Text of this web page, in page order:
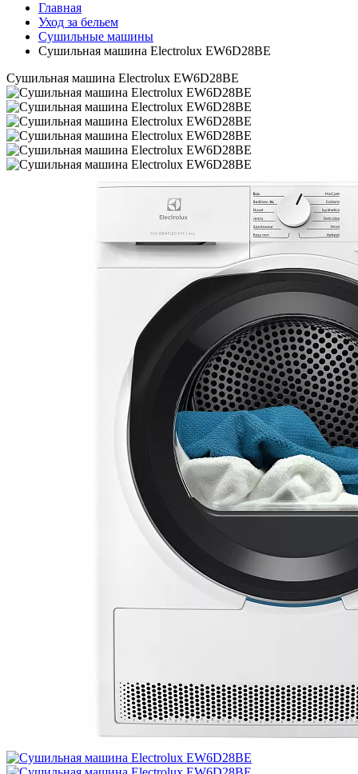
Главная
Уход за бельем
Сушильные машины
Сушильная машина Electrolux EW6D28BE
Сушильная машина Electrolux EW6D28BE